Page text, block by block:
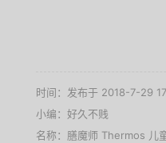
时间：发布于 2018-7-29
小编：好久不贱
名称： 膳魔师 Thermos 儿